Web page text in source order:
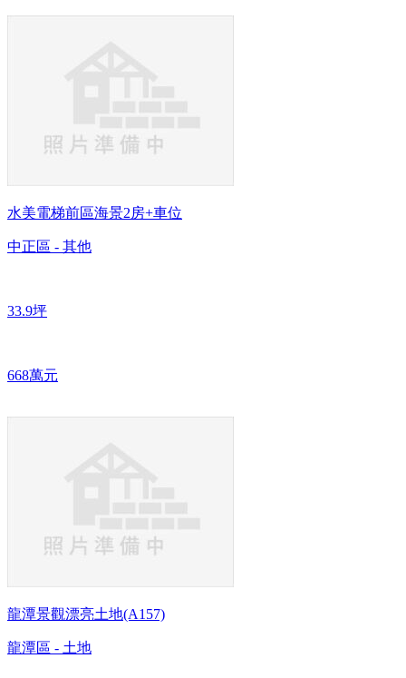
水美電梯前區海景2房+車位
中正區 - 其他
33.9坪
668萬元
龍潭景觀漂亮土地(A157)
龍潭區 - 土地